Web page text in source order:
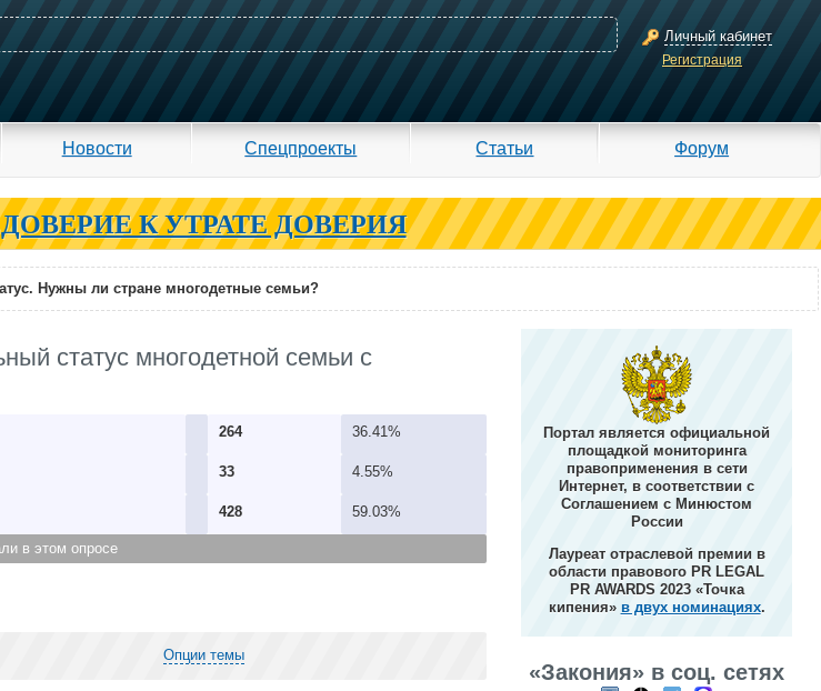
Личный кабинет
Регистрация
Новости Спецпроекты Статьи Форум
К УТРАТЕ ДОВЕРИЯ
Нужны ли стране многодетные семьи?
статус многодетной семьи с
264 36.41%
33 4.55%
428 59.03%
в этом опросе
Опции темы
Портал является официальной
площадкой мониторинга
правоприменения в сети
Интернет, в соответствии с
Соглашением с Минюстом
России
Лауреат отраслевой премии в
области правового PR LEGAL
PR AWARDS 2023 «Точка
кипения» в двух номинациях.
«Закония» в соц. сетях